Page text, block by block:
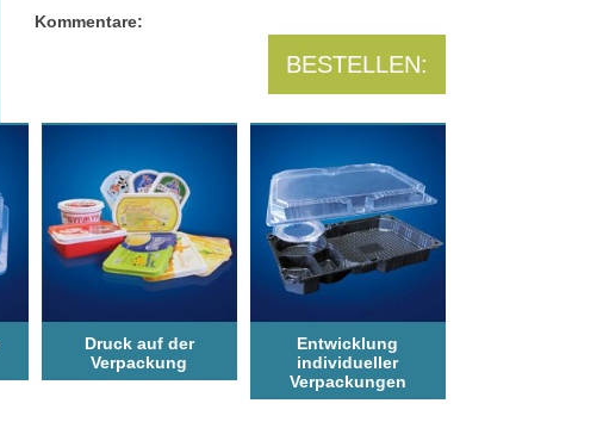
Kommentare:
BESTELLEN:
Druck auf der
Verpackung
Entwicklung
individueller
Verpackungen